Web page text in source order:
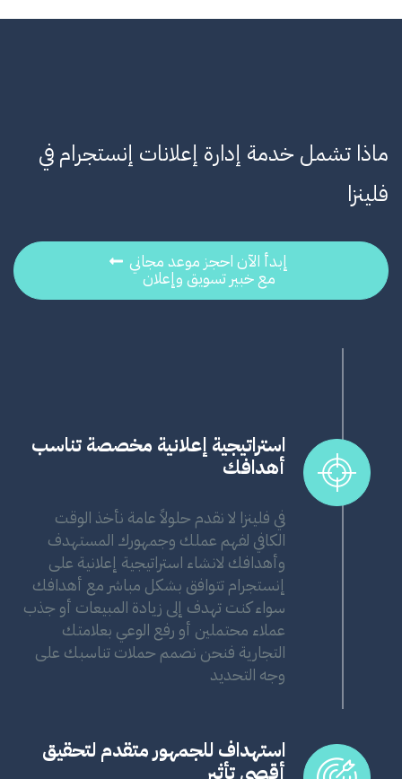
ماذا تشمل خدمة إدارة إعلانات إنستجرام في
فلينزا
إبدأ الآن احجز موعد مجاني
مع خبير تسويق وإعلان
استراتيجية إعلانية مخصصة تناسب
أهدافك
في فلينزا لا نقدم حلولاً عامة نأخذ الوقت
الكافي لفهم عملك وجمهورك المستهدف
وأهدافك لانشاء استراتيجية إعلانية على
إنستجرام تتوافق بشكل مباشر مع أهدافك
سواء كنت تهدف إلى زيادة المبيعات أو جذب
عملاء محتملين أو رفع الوعي بعلامتك
التجارية فنحن نصمم حملات تناسبك على
وجه التحديد
استهداف للجمهور متقدم لتحقيق
أقصى تأثير